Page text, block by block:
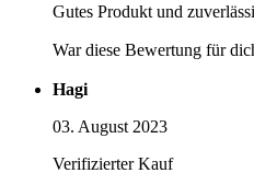
Gutes Produkt und
War diese Bewertung für
Hagi
03. August 2023
Verifizierter Kauf